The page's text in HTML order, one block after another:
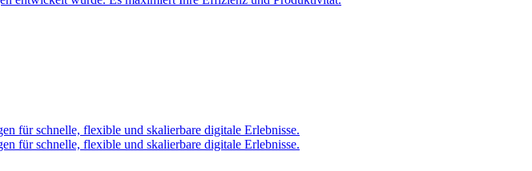
für schnelle, flexible und skalierbare digitale Erlebnisse.
für schnelle, flexible und skalierbare digitale Erlebnisse.